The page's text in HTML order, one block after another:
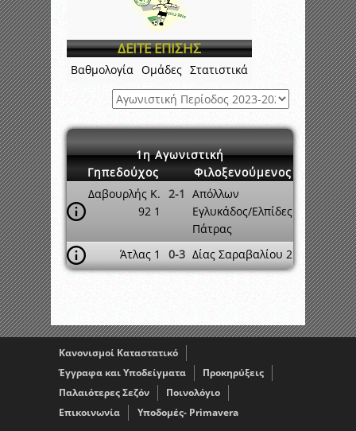
ΔΕΙΤΕ ΕΠΙΣΗΣ
Βαθμολογία Ομάδες Στατιστικά
1η Αγωνιστική
Γηπεδούχος
Φιλοξενούμενος
Δαβουρλής Κ.
92 1
2-1 Απόλλων
Εγλυκάδος/Ελπίδες
Πάτρας
Άτλας 1
0-3 Δίας Σαραβαλίου 2
Κανονισμοί Καταστατικό
Έγγραφα και Υποδείγματα
Προκηρύξεις
Παλαιότερες Σεζόν
Ποινολόγιο
Επικοινωνία
Υποδομές- Primavera